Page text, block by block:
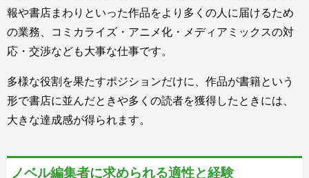
報や書店まわりといった作品をより多くの人に届けるため
の業務、コミカライズ・アニメ化・メディアミックスの対
応・交渉なども大事な仕事です。
多様な役割を果たすポジションだけに、作品が書籍という
形で書店に並んだときや多くの読者を獲得したときには、
大きな達成感が得られます。
ノベル編集者に求められる適性と経験